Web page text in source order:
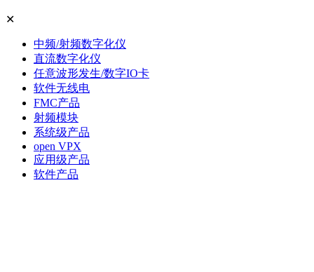
✕
中频/射频数字化仪
直流数字化仪
任意波形发生/数字IO卡
软件无线电
FMC产品
射频模块
系统级产品
open VPX
应用级产品
软件产品